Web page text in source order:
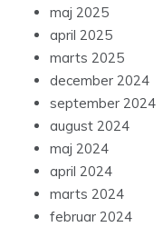
maj 2025
april 2025
marts 2025
december 2024
september 2024
august 2024
maj 2024
april 2024
marts 2024
februar 2024